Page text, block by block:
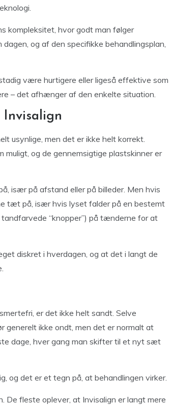
kompleksitet, hvor godt man følger
og af den specifikke behandlingsplan,
være hurtigere eller ligeså effektive som
– det afhænger af den enkelte situation.
usynlige, men det er ikke helt korrekt.
og de gennemsigtige plastskinner er
især på afstand eller på billeder. Men hvis
tæt på, især hvis lyset falder på en bestemt
“knopper”) på tænderne for at
diskret i hverdagen, og at det i langt de
er det ikke helt sandt. Selve
generelt ikke ondt, men det er normalt at
dage, hver gang man skifter til et nyt sæt
og det er et tegn på, at behandlingen virker.
fleste oplever, at Invisalign er langt mere